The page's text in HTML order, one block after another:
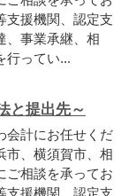
支援機関、認定支
、事業承継、相
行ってい...
と提出先～
会計にお任せくだ
市、横須賀市、相
ご相談を承ってお
支援機関、認定支